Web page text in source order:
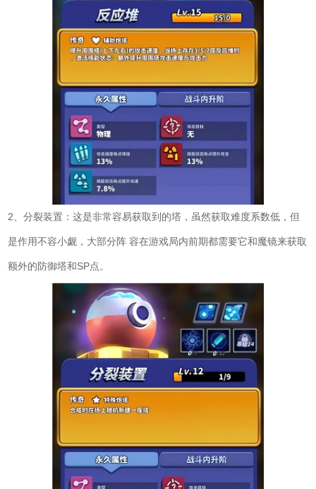
2、分裂装置：这是非常容易获取到的塔，虽然获取难度系数低，但
是作用不容小觑，大部分阵 容在游戏局内前期都需要它和魔镜来获取
额外的防御塔和SP点。